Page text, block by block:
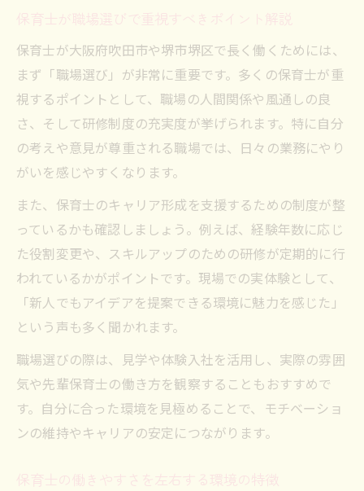
保育士が職場選びで重視すべきポイント解説
保育士が大阪府吹田市や堺市堺区で長く働くためには、
まず「職場選び」が非常に重要です。多くの保育士が重
視するポイントとして、職場の人間関係や風通しの良
さ、そして研修制度の充実度が挙げられます。特に自分
の考えや意見が尊重される職場では、日々の業務にやり
がいを感じやすくなります。
また、保育士のキャリア形成を支援するための制度が整
っているかも確認しましょう。例えば、経験年数に応じ
た役割変更や、スキルアップのための研修が定期的に行
われているかがポイントです。現場での実体験として、
「新人でもアイデアを提案できる環境に魅力を感じた」
という声も多く聞かれます。
職場選びの際は、見学や体験入社を活用し、実際の雰囲
気や先輩保育士の働き方を観察することもおすすめで
す。自分に合った環境を見極めることで、モチベーショ
ンの維持やキャリアの安定につながります。
保育士の働きやすさを左右する環境の特徴